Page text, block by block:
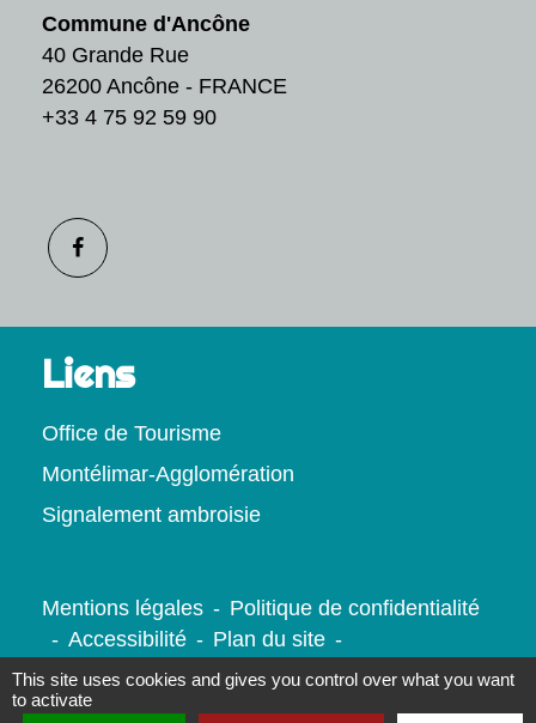
Commune d'Ancône
40 Grande Rue
26200 Ancône - FRANCE
+33 4 75 92 59 90
Liens
Office de Tourisme
Montélimar-Agglomération
Signalement ambroisie
Mentions légales - Politique de confidentialité
- Accessibilité - Plan du site -
Gestion des cookies
This site uses cookies and gives you control over what you want
to activate